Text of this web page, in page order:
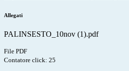
Allegati
PALINSESTO_10nov (1).pdf
File PDF
Contatore click: 25